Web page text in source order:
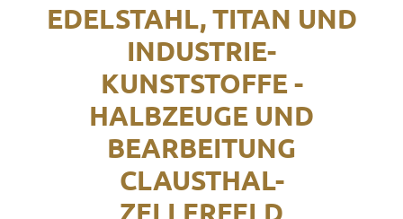
EDELSTAHL, TITAN UND
INDUSTRIE-
KUNSTSTOFFE -
HALBZEUGE UND
BEARBEITUNG
CLAUSTHAL-
ZELLERFELD